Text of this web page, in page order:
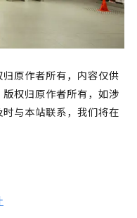
原作者所有，内容仅供
权归原作者所有，如涉
与本站联系，我们将在